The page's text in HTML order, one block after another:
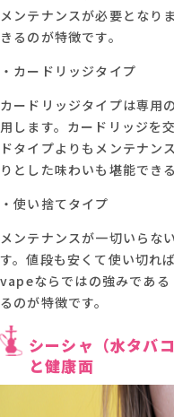
メンテナンスが必要となり
きるのが特徴です。
・カードリッジタイプ
カードリッジタイプは専用
用します。カードリッジを
ドタイプよりもメンテナン
りとした味わいも堪能でき
・使い捨てタイプ
メンテナンスが一切いらな
す。値段も安くて使い切れ
vapeならではの強みである
るのが特徴です。
シーシャ（水タバ
と健康面